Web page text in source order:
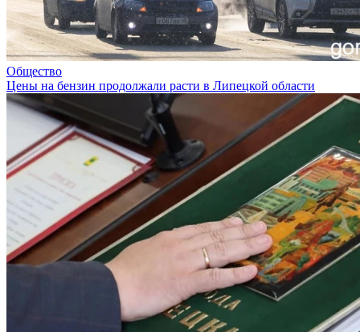
Общество
Цены на бензин продолжали расти в Липецкой области